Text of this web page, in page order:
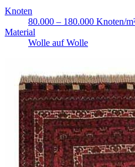
Knoten
80.000 – 180.000 Knoten/
Material
Wolle auf Wolle